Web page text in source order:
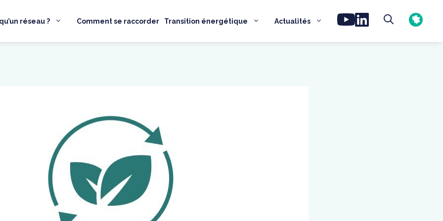
réseau ? Comment se raccorder Transition énergétique Actualités